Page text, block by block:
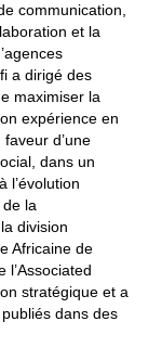
communication,
et la
a dirigé des
maximiser la
expérience en
d’une
dans un
l’évolution
la
division
Africaine de
l’Associated
stratégique et a
dans des